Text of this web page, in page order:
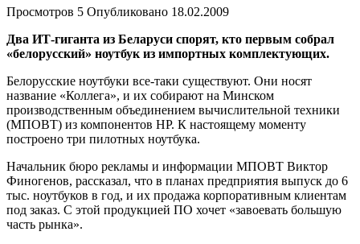
Просмотров 5 Опубликовано 18.02.2009
Два ИТ-гиганта из Беларуси спорят, кто первым собрал
«белорусский» ноутбук из импортных комплектующих.
Белорусские ноутбуки все-таки существуют. Они носят
название «Коллега», и их собирают на Минском
производственным объединением вычислительной техники
(МПОВТ) из компонентов HP. К настоящему моменту
построено три пилотных ноутбука.
Начальник бюро рекламы и информации МПОВТ Виктор
Финогенов, рассказал, что в планах предприятия выпуск до 6
тыс. ноутбуков в год, и их продажа корпоративным клиентам
под заказ. C этой продукцией ПО хочет «завоевать большую
часть рынка».